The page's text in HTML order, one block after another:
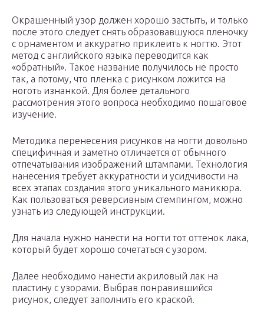
Окрашенный узор должен хорошо застыть, и только
после этого следует снять образовавшуюся пленочку
с орнаментом и аккуратно приклеить к ногтю. Этот
метод с английского языка переводится как
«обратный». Такое название получилось не просто
так, а потому, что пленка с рисунком ложится на
ноготь изнанкой. Для более детального
рассмотрения этого вопроса необходимо пошаговое
изучение.
Методика перенесения рисунков на ногти довольно
специфичная и заметно отличается от обычного
отпечатывания изображений штампами. Технология
нанесения требует аккуратности и усидчивости на
всех этапах создания этого уникального маникюра.
Как пользоваться реверсивным стемпингом, можно
узнать из следующей инструкции.
Для начала нужно нанести на ногти тот оттенок лака,
который будет хорошо сочетаться с узором.
Далее необходимо нанести акриловый лак на
пластину с узорами. Выбрав понравившийся
рисунок, следует заполнить его краской.